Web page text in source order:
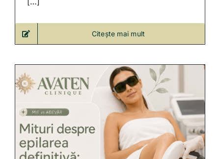
Citește mai mult